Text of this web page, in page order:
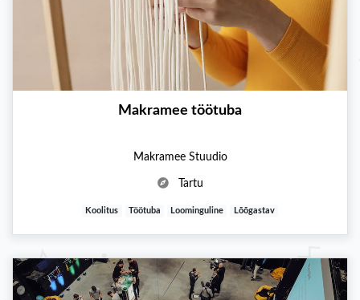
Makramee töötuba
Makramee Stuudio
Tartu
Koolitus Töötuba Loominguline Lõõgastav